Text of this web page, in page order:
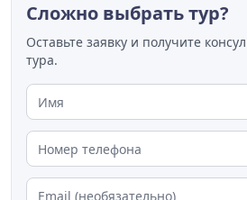
Сложно выбрать тур?
Оставьте заявку и получите
тура.